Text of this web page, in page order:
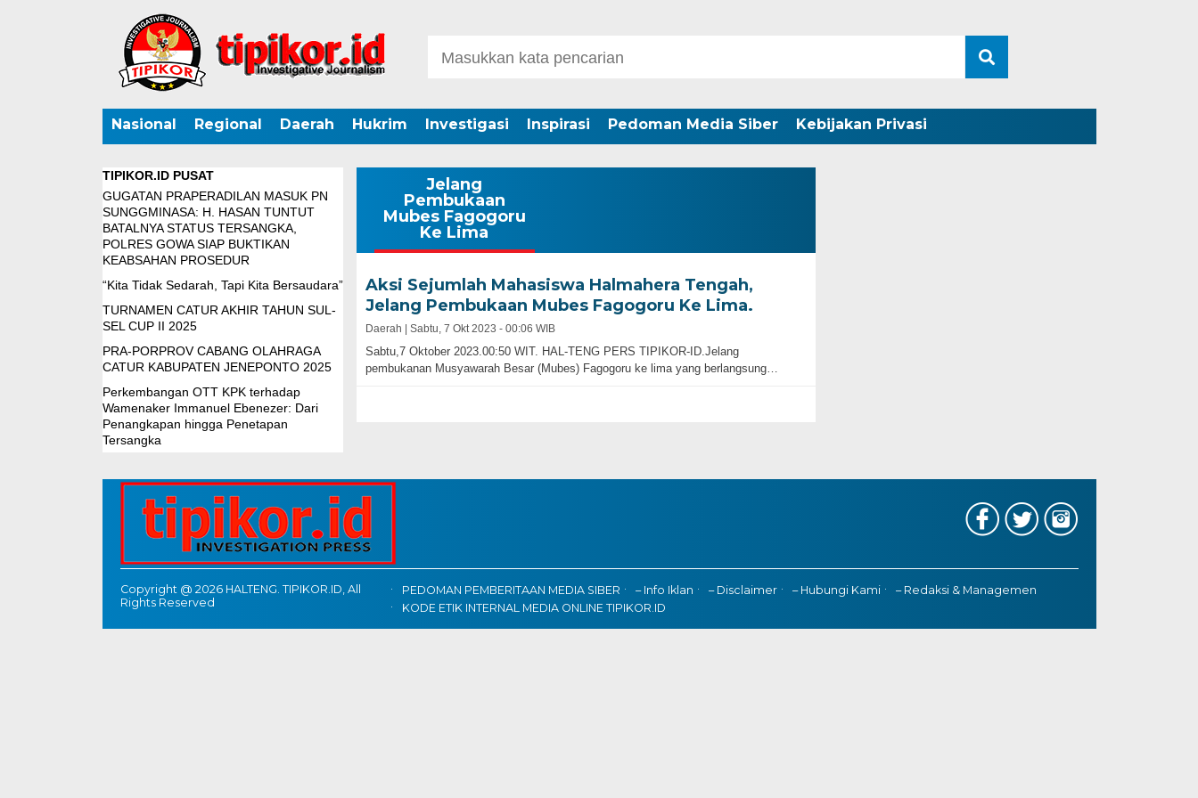
Nasional Regional Daerah Hukrim Investigasi Inspirasi Pedoman Media Siber Kebijakan Privasi
TIPIKOR.ID PUSAT
GUGATAN PRAPERADILAN MASUK PN
SUNGGMINASA: H. HASAN TUNTUT
BATALNYA STATUS TERSANGKA,
POLRES GOWA SIAP BUKTIKAN
KEABSAHAN PROSEDUR
“Kita Tidak Sedarah, Tapi Kita Bersaudara”
TURNAMEN CATUR AKHIR TAHUN SUL-
SEL CUP II 2025
PRA-PORPROV CABANG OLAHRAGA
CATUR KABUPATEN JENEPONTO 2025
Perkembangan OTT KPK terhadap
Wamenaker Immanuel Ebenezer: Dari
Penangkapan hingga Penetapan
Tersangka
Jelang
Pembukaan
Mubes Fagogoru
Ke Lima
Aksi Sejumlah Mahasiswa Halmahera Tengah,
Jelang Pembukaan Mubes Fagogoru Ke Lima.
Daerah | Sabtu, 7 Okt 2023 - 00:06 WIB
Sabtu,7 Oktober 2023.00:50 WIT. HAL-TENG PERS TIPIKOR-ID.Jelang
pembukanan Musyawarah Besar (Mubes) Fagogoru ke lima yang berlangsung…
Copyright @ 2026 HALTENG. TIPIKOR.ID, All
Rights Reserved
PEDOMAN PEMBERITAAN MEDIA SIBER – Info Iklan – Disclaimer – Hubungi Kami
– Redaksi & Managemen
KODE ETIK INTERNAL MEDIA ONLINE TIPIKOR.ID